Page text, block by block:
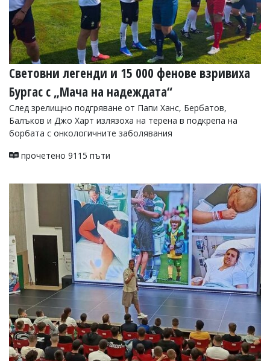
Световни легенди и 15 000 фенове взривиха
Бургас с „Мача на надеждата“
След зрелищно подгряване от Папи Ханс, Бербатов,
Балъков и Джо Харт излязоха на терена в подкрепа на
борбата с онкологичните заболявания
прочетено 9115 пъти